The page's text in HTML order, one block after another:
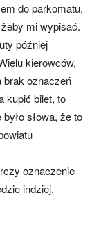
do parkomatu,
mi wypisać.
później
kierowców,
brak oznaczeń
kupić bilet, to
słowa, że to
oznaczenie
indziej,